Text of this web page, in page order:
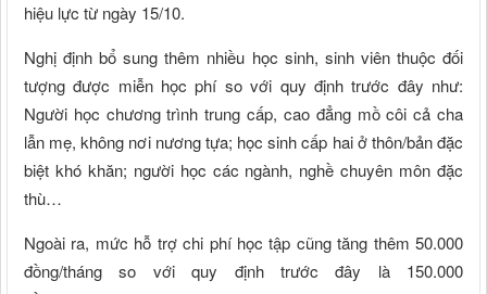
hiệu lực từ ngày 15/10.
Nghị định bổ sung thêm nhiều học sinh, sinh viên thuộc đối
tượng được miễn học phí so với quy định trước đây như:
Người học chương trình trung cấp, cao đẳng mồ côi cả cha
lẫn mẹ, không nơi nương tựa; học sinh cấp hai ở thôn/bản đặc
biệt khó khăn; người học các ngành, nghề chuyên môn đặc
thù…
Ngoài ra, mức hỗ trợ chi phí học tập cũng tăng thêm 50.000
đồng/tháng so với quy định trước đây là 150.000